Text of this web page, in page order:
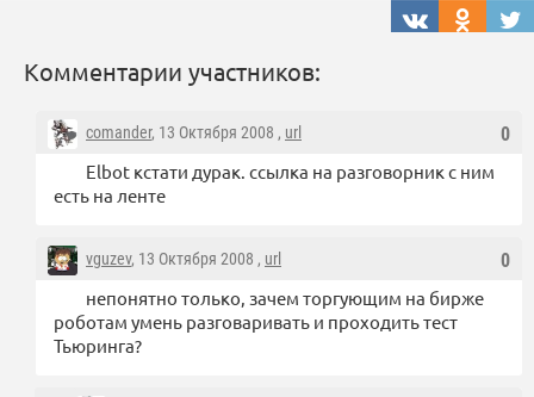
Комментарии участников:
0
comander, 13 Октября 2008 , url
Elbot кстати дурак. ссылка на разговорник с ним
есть на ленте
0
vguzev, 13 Октября 2008 , url
непонятно только, зачем торгующим на бирже
роботам умень разговаривать и проходить тест
Тьюринга?